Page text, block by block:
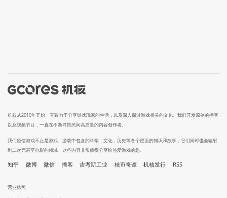
机核从2010年开始一直致力于分享游戏玩家的生活，以及深入探讨游戏相关的文化。我们开发原创的播客
以及视频节目，一直在不断寻找民间高质量的内容创作者。
我们坚信游戏不止是游戏，游戏中包含的科学，文化，历史等各个层面的知识和故事，它们同时也会辐射
到二次元甚至电影的领域，这些内容非常值得分享给热爱游戏的您。
知乎 微博 微信 播客 吉考斯工业 核市奇谭 机核发行 RSS
营业执照